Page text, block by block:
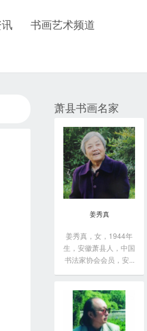
书画艺术频道
萧县书画名家
姜秀真
姜秀真，女，1944年
生，安徽萧县人，中国
书法家协会会员，安...